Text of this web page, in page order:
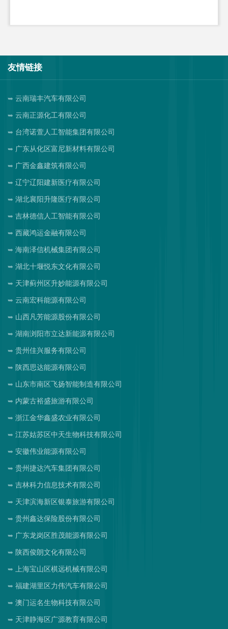
友情链接
云南瑞丰汽车有限公司
云南正源化工有限公司
台湾诺萱人工智能集团有限公司
广东从化区富尼新材料有限公司
广西金鑫建筑有限公司
辽宁辽阳建新医疗有限公司
湖北襄阳升隆医疗有限公司
吉林德信人工智能有限公司
西藏鸿运金融有限公司
海南泽信机械集团有限公司
湖北十堰悦东文化有限公司
天津蓟州区升妙能源有限公司
云南宏科能源有限公司
山西凡芳能源股份有限公司
湖南浏阳市立达新能源有限公司
贵州佳兴服务有限公司
陕西思达能源有限公司
山东市南区飞扬智能制造有限公司
内蒙古裕盛旅游有限公司
浙江金华鑫盛农业有限公司
江苏姑苏区中天生物科技有限公司
安徽伟业能源有限公司
贵州捷达汽车集团有限公司
吉林科力信息技术有限公司
天津滨海新区银泰旅游有限公司
贵州鑫达保险股份有限公司
广东龙岗区胜茂能源有限公司
陕西俊朗文化有限公司
上海宝山区棋远机械有限公司
福建湖里区力伟汽车有限公司
澳门运名生物科技有限公司
天津静海区广源教育有限公司